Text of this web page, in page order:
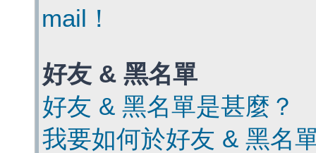
mail！
好友 & 黑名單
好友 & 黑名單是甚麼？
我要如何於好友 & 黑名